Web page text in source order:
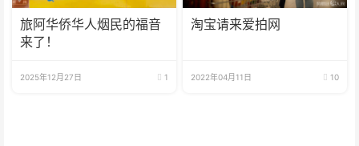
旅阿华侨华人烟民的福音
来了！
2025年12月27日 1
淘宝请来爱拍网
2022年04月11日 10